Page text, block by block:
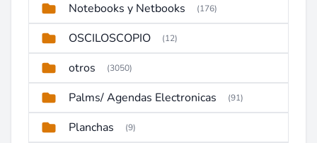
Notebooks y Netbooks (176)
OSCILOSCOPIO (12)
otros (3050)
Palms/ Agendas Electronicas (91)
Planchas (9)